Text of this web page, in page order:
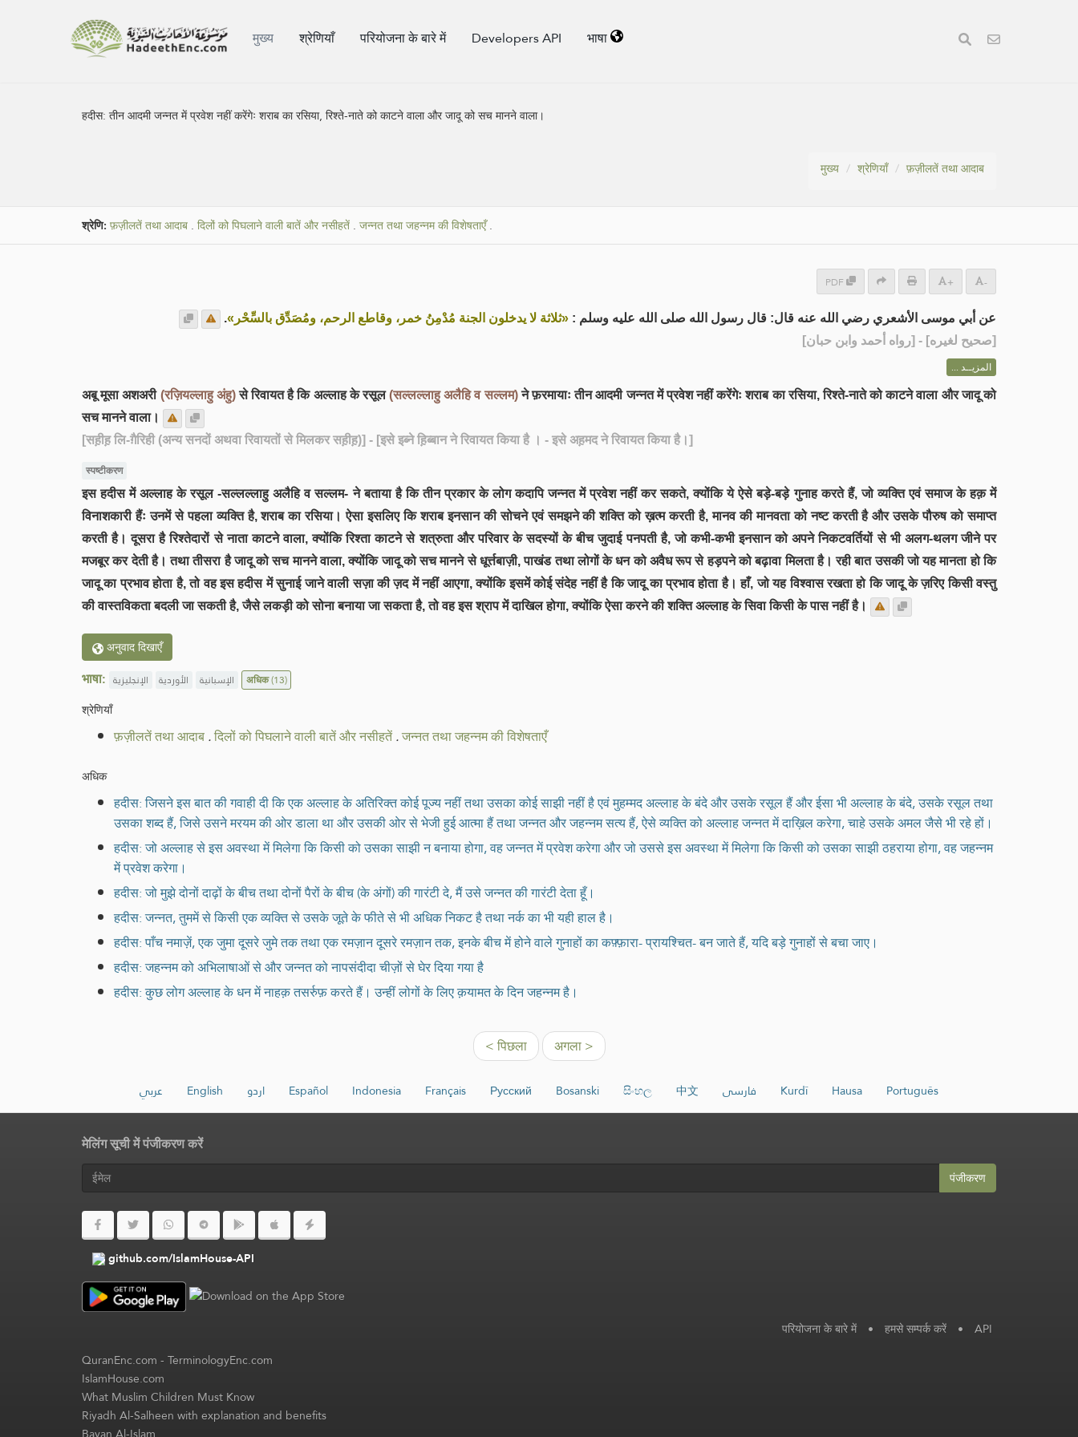
मुख्य श्रेणियाँ परियोजना के बारे में Developers API भाषा
हदीस:तीन आदमी जन्नत में प्रवेश नहीं करेंगेः शराब का रसिया, रिश्ते-नाते को काटने वाला और जादू को सच मानने वाला।
मुख्य श्रेणियाँ फ़ज़ीलतें तथा आदाब
श्रेणि: फ़ज़ीलतें तथा आदाब . दिलों को पिघलाने वाली बातें और नसीहतें . जन्नत तथा जहन्नम की विशेषताएँ.
PDF + -
عن أبي موسى الأشعري رضي الله عنه قال: قال رسول الله صلى الله عليه وسلم : «ثلاثة لا يدخلون الجنة مُدْمِنُ خمر، وقاطع الرحم، ومُصَدِّق بالسِّحْر».
[صحيح لغيره] - [رواه أحمد وابن حبان]
المزيــد ...
अबू मूसा अशअरी (रज़ियल्लाहु अंहु)से रिवायत है कि अल्लाह के रसूल(सल्लल्लाहु अलैहि व सल्लम)ने फ़रमायाः तीन आदमी जन्नत में प्रवेश नहीं करेंगेः शराब का रसिया, रिश्ते-नाते को काटने वाला और जादू को
सच मानने वाला।
[सह़ीह़ लि-ग़ैरिही (अन्य सनदों अथवा रिवायतों से मिलकर सह़ीह़)] - [इसे इब्ने ह़िब्बान ने रिवायत किया है । - इसे अह़मद ने रिवायत किया है।]
स्पष्टीकरण
इस हदीस में अल्लाह के रसूल -सल्लल्लाहु अलैहि व सल्लम- ने बताया है कि तीन प्रकार के लोग कदापि जन्नत में प्रवेश नहीं कर सकते, क्योंकि ये ऐसे बड़े-बड़े गुनाह करते हैं, जो व्यक्ति एवं समाज के हक़ में
विनाशकारी हैंः उनमें से पहला व्यक्ति है, शराब का रसिया। ऐसा इसलिए कि शराब इनसान की सोचने एवं समझने की शक्ति को ख़त्म करती है, मानव की मानवता को नष्ट करती है और उसके पौरुष को समाप्त
करती है। दूसरा है रिश्तेदारों से नाता काटने वाला, क्योंकि रिश्ता काटने से शत्रुता और परिवार के सदस्यों के बीच जुदाई पनपती है, जो कभी-कभी इनसान को अपने निकटवर्तियों से भी अलग-थलग जीने पर
मजबूर कर देती है। तथा तीसरा है जादू को सच मानने वाला, क्योंकि जादू को सच मानने से धूर्त्तबाज़ी, पाखंड तथा लोगों के धन को अवैध रूप से हड़पने को बढ़ावा मिलता है। रही बात उसकी जो यह मानता हो कि
जादू का प्रभाव होता है, तो वह इस हदीस में सुनाई जाने वाली सज़ा की ज़द में नहीं आएगा, क्योंकि इसमें कोई संदेह नहीं है कि जादू का प्रभाव होता है। हाँ, जो यह विश्वास रखता हो कि जादू के ज़रिए किसी वस्तु
की वास्तविकता बदली जा सकती है, जैसे लकड़ी को सोना बनाया जा सकता है, तो वह इस श्राप में दाखिल होगा, क्योंकि ऐसा करने की शक्ति अल्लाह के सिवा किसी के पास नहीं है।
अनुवाद दिखाएँ
भाषा: الإنجليزية الأوردية الإسبانية अधिक(13)
श्रेणियाँ
फ़ज़ीलतें तथा आदाब.दिलों को पिघलाने वाली बातें और नसीहतें.जन्नत तथा जहन्नम की विशेषताएँ
अधिक
हदीस: जिसने इस बात की गवाही दी कि एक अल्लाह के अतिरिक्त कोई पूज्य नहीं तथा उसका कोई साझी नहीं है एवं मुहम्मद अल्लाह के बंदे और उसके रसूल हैं और ईसा भी अल्लाह के बंदे, उसके रसूल तथा
उसका शब्द हैं, जिसे उसने मरयम की ओर डाला था और उसकी ओर से भेजी हुई आत्मा हैं तथा जन्नत और जहन्नम सत्य हैं, ऐसे व्यक्ति को अल्लाह जन्नत में दाख़िल करेगा, चाहे उसके अमल जैसे भी रहे हों।
हदीस: जो अल्लाह से इस अवस्था में मिलेगा कि किसी को उसका साझी न बनाया होगा, वह जन्नत में प्रवेश करेगा और जो उससे इस अवस्था में मिलेगा कि किसी को उसका साझी ठहराया होगा, वह जहन्नम
में प्रवेश करेगा।
हदीस: जो मुझे दोनों दाढ़ों के बीच तथा दोनों पैरों के बीच (के अंगों) की गारंटी दे, मैं उसे जन्नत की गारंटी देता हूँ।
हदीस: जन्नत, तुममें से किसी एक व्यक्ति से उसके जूते के फीते से भी अधिक निकट है तथा नर्क का भी यही हाल है।
हदीस: पाँच नमाज़ें, एक जुमा दूसरे जुमे तक तथा एक रमज़ान दूसरे रमज़ान तक, इनके बीच में होने वाले गुनाहों का कफ़्फ़ारा- प्रायश्चित- बन जाते हैं, यदि बड़े गुनाहों से बचा जाए।
हदीस: जहन्नम को अभिलाषाओं से और जन्नत को नापसंदीदा चीज़ों से घेर दिया गया है
हदीस: कुछ लोग अल्लाह के धन में नाहक़ तसर्रुफ़ करते हैं। उन्हीं लोगों के लिए क़यामत के दिन जहन्नम है।
< पिछला अगला >
عربي English اردو Español Indonesia Français Русский Bosanski සිංහල 中文 فارسی Kurdî Hausa Português
मेलिंग सूची में पंजीकरण करें
पंजीकरण
github.com/IslamHouse-API
परियोजना के बारे में • हमसे सम्पर्क करें • API
QuranEnc.com-TerminologyEnc.com
IslamHouse.com
What Muslim Children Must Know
Riyadh Al-Salheen with explanation and benefits